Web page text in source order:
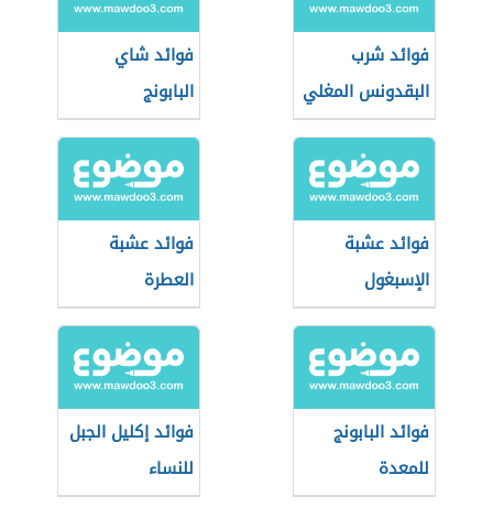
فوائد شرب
البقدونس المغلي
فوائد شاي
البابونج
فوائد عشبة
الإسبغول
فوائد عشبة
العطرة
فوائد البابونج
للمعدة
فوائد إكليل الجبل
للنساء